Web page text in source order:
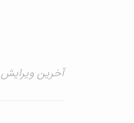
آخرین ویرایش ۲۸ تیر ۱۳۹۶